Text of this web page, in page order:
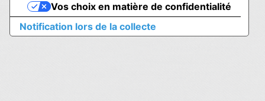
Notification lors de la collecte
Vos choix en matière de confidentialité